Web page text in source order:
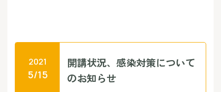
2021
5/15
開講状況、感染対策について
のお知らせ